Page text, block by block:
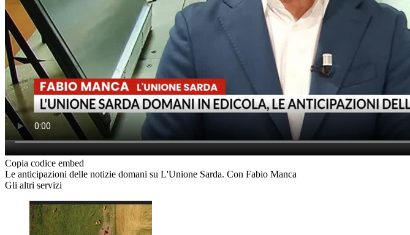
Copia codice embed
Le anticipazioni delle notizie domani su L'Unione Sarda. Con Fabio Manca
Gli altri servizi